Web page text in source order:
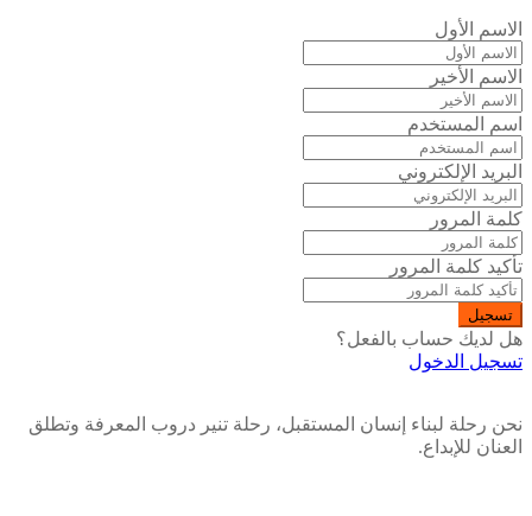
الاسم الأول
الاسم الأخير
اسم المستخدم
البريد الإلكتروني
كلمة المرور
تأكيد كلمة المرور
تسجيل
هل لديك حساب بالفعل؟
تسجيل الدخول
نحن رحلة لبناء إنسان المستقبل، رحلة تنير دروب المعرفة وتطلق
العنان للإبداع.